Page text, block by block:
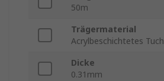
50m
Trägermaterial
Acrylbeschichtetes Tuch
Dicke
0.31mm